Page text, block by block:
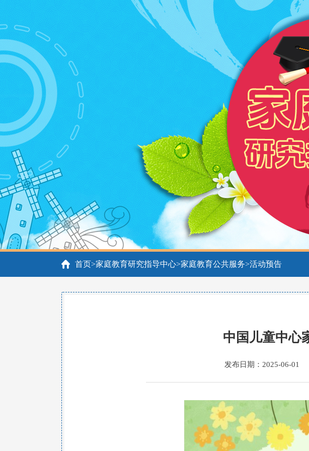
首页>家庭教育研究指导中心>家庭教育公共服务>活动预告
中国儿童中心
发布日期：2025-06-01